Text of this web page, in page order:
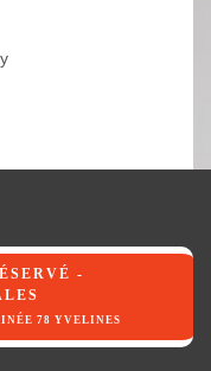
-
78 YVELINES